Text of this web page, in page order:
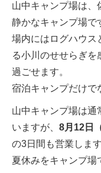
山中キャンプ場は、
静かなキャンプ場で
場内にはログハウス
る小川のせせらぎを
過ごせます。
宿泊キャンプだけで
山中キャンプ場は通
いますが、 8月12日
の3日間も営業します
夏休みをキャンプ場